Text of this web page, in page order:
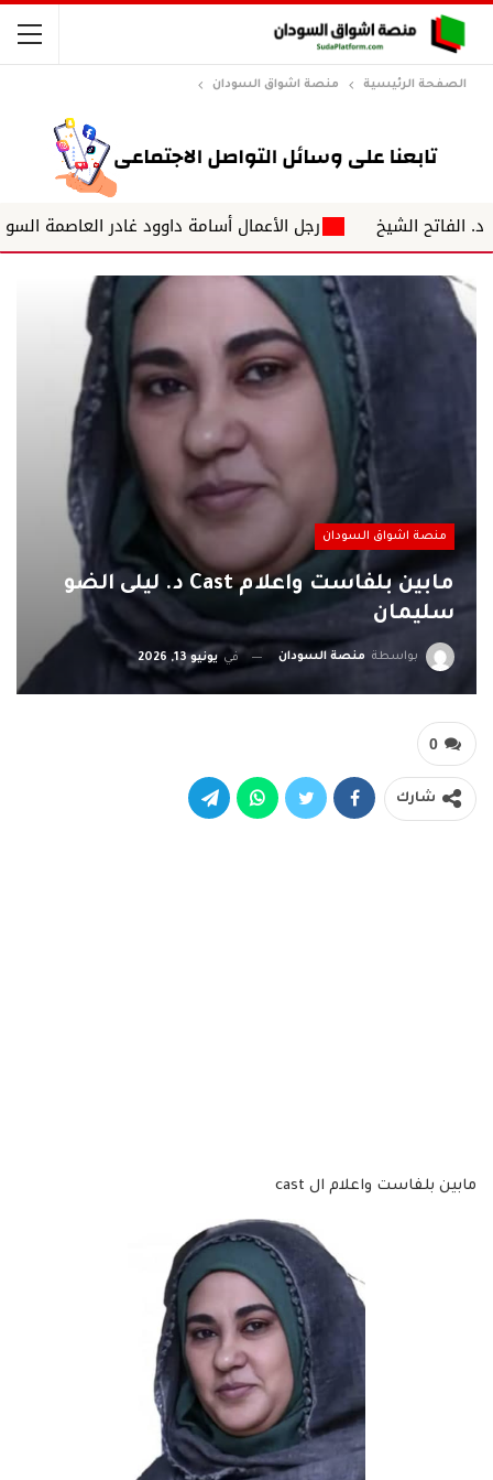
الصفحة الرئيسية منصة اشواق السودان
رجل الأعمال أسامة داوود غادر العاصمة السودانية
منصة اشواق السودان
مابين بلفاست واعلام Cast د. ليلى الضو
سليمان
بواسطة منصة السودان في يونيو 13, 2026
0
شارك
مابين بلفاست واعلام ال cast